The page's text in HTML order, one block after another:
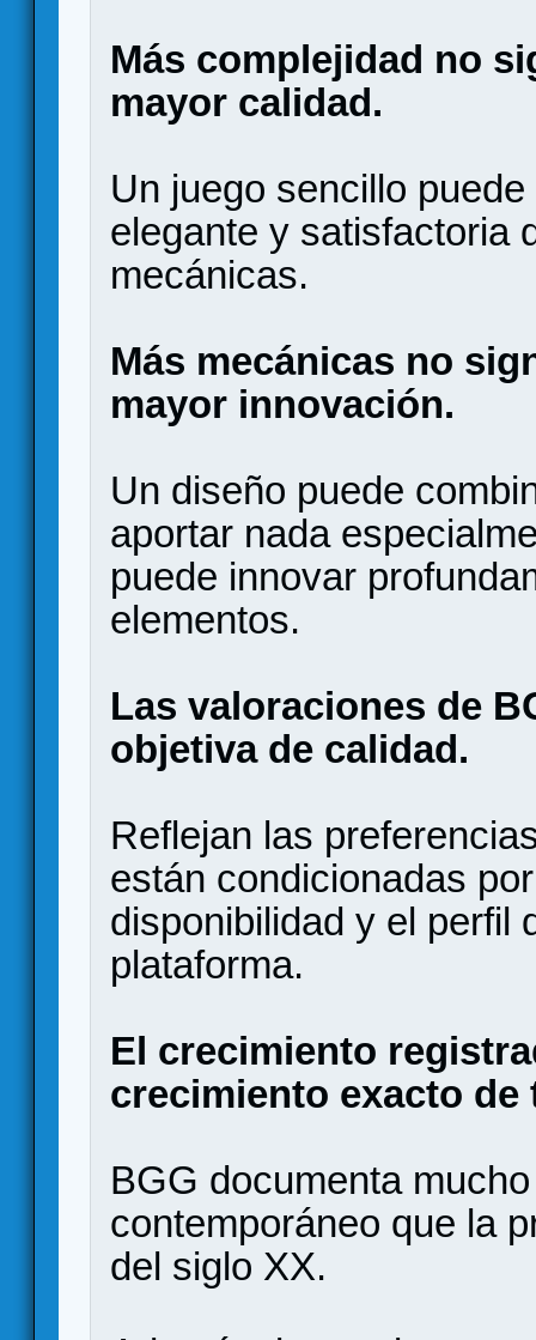
Más complejidad no
mayor calidad.
Un juego sencillo
elegante y satisfactoria
mecánicas.
Más mecánicas no
mayor innovación.
Un diseño puede
aportar nada
puede innovar
elementos.
Las valoraciones de
objetiva de calidad.
Reflejan las
están condicionadas
disponibilidad y el perfil
plataforma.
El crecimiento
crecimiento exacto
BGG documenta
contemporáneo que la
del siglo XX.